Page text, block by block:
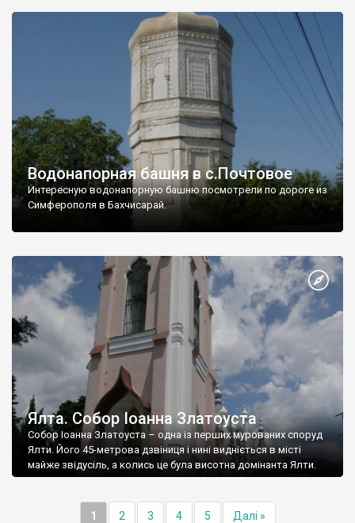
Водонапорная башня в с.Почтовое
Интересную водонапорную башню посмотрели по дороге из
Симферополя в Бахчисарай.
Ялта. Собор Іоанна Златоуста
Собор Іоанна Златоуста – одна із перших мурованих споруд
Ялти. Його 45-метрова дзвіниця і нині видніється в місті
майже звідусіль, а колись це була висотна домінанта Ялти.
1 2 3 4 5 Далі »